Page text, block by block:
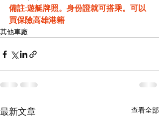
備註:遊艇牌照。身份證就可搭乘。可以
買保險高雄港籍
其他車廠
最新文章 查看全部